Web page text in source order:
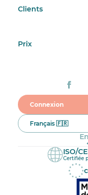
Clients
Prix
Connexion
Français 🇫🇷
ISO/
Certifiée